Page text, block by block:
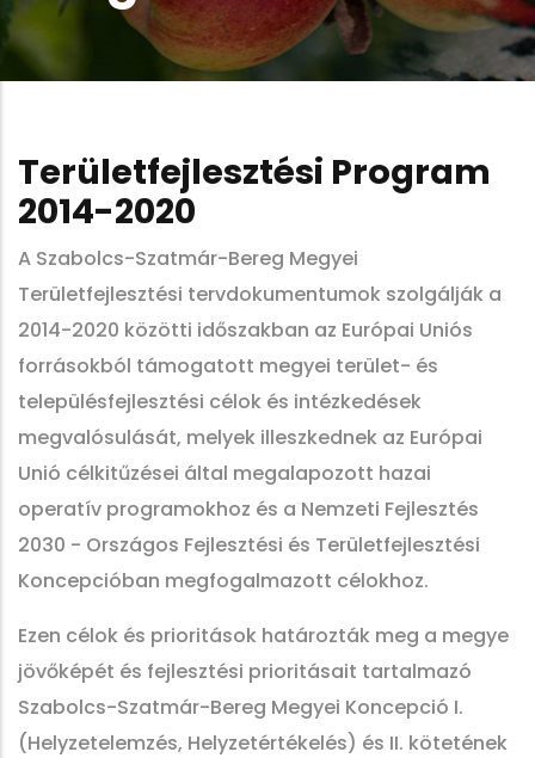
Területfejlesztési Program
2014-2020
A Szabolcs-Szatmár-Bereg Megyei
Területfejlesztési tervdokumentumok szolgálják a
2014-2020 közötti időszakban az Európai Uniós
forrásokból támogatott megyei terület- és
településfejlesztési célok és intézkedések
megvalósulását, melyek illeszkednek az Európai
Unió célkitűzései által megalapozott hazai
operatív programokhoz és a Nemzeti Fejlesztés
2030 - Országos Fejlesztési és Területfejlesztési
Koncepcióban megfogalmazott célokhoz.
Ezen célok és prioritások határozták meg a megye
jövőképét és fejlesztési prioritásait tartalmazó
Szabolcs-Szatmár-Bereg Megyei Koncepció I.
(Helyzetelemzés, Helyzetértékelés) és II. kötetének